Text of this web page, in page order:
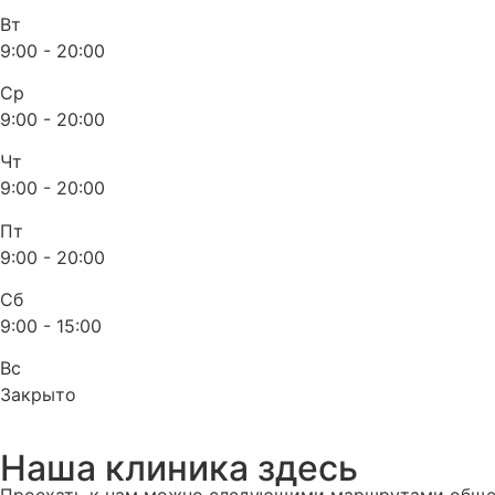
Вт
9:00 - 20:00
Ср
9:00 - 20:00
Чт
9:00 - 20:00
Пт
9:00 - 20:00
Сб
9:00 - 15:00
Вс
Закрыто
Наша клиника здесь